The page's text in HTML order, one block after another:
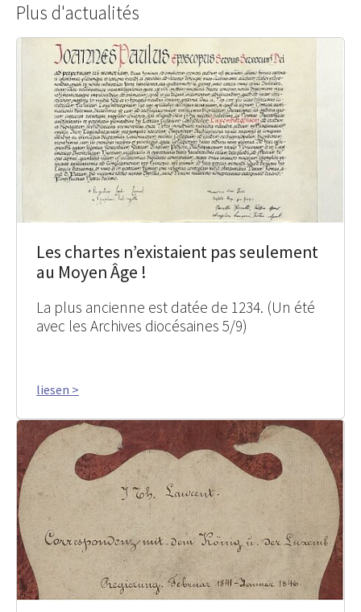
Plus d'actualités
Les chartes n’existaient pas seulement
au Moyen Âge !
La plus ancienne est datée de 1234. (Un été
avec les Archives diocésaines 5/9)
liesen >